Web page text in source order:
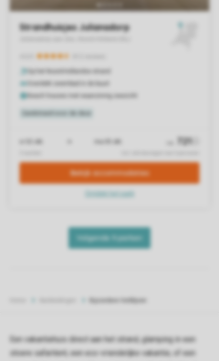
Een vakantiehuis direct aan het strand, glamping in een
stoere safaritent, een eco-vriendelijke vakantie, of een